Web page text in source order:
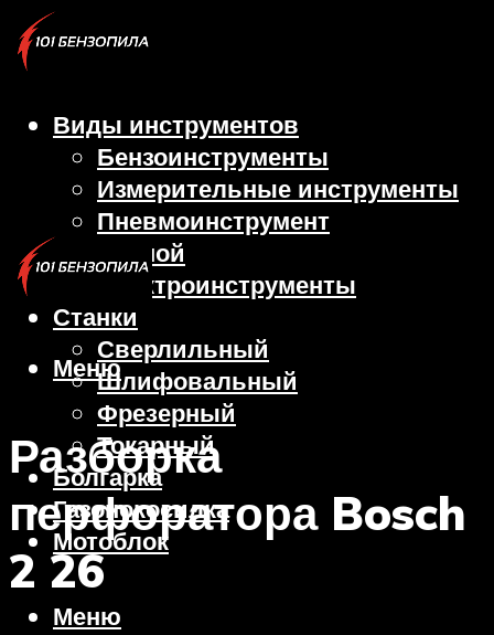
Виды инструментов
Бензоинструменты
Измерительные инструменты
Пневмоинструмент
Ручной
Электроинструменты
Станки
Сверлильный
Шлифовальный
Фрезерный
Токарный
Болгарка
Газонокосилка
Мотоблок
Меню
Меню
Разборка
перфоратора Bosch
2 26